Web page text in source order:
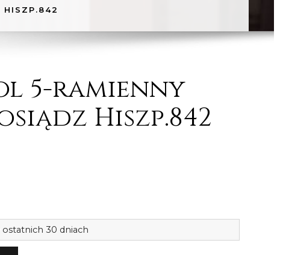
HISZP.842
5-ramienny
Hiszp.842
30 dniach
ilość